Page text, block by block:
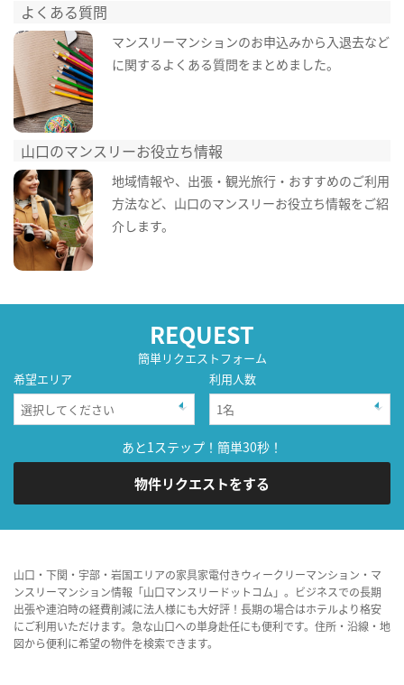
よくある質問
マンスリーマンションのお申込みから入退去など
に関するよくある質問をまとめました。
山口のマンスリーお役立ち情報
地域情報や、出張・観光旅行・おすすめのご利用
方法など、山口のマンスリーお役立ち情報をご紹
介します。
REQUEST
簡単リクエストフォーム
希望エリア
利用人数
あと1ステップ！簡単30秒！
物件リクエストをする
山口・下関・宇部・岩国エリアの家具家電付きウィークリーマンション・マ
ンスリーマンション情報「山口マンスリードットコム」。ビジネスでの長期
出張や連泊時の経費削減に法人様にも大好評！長期の場合はホテルより格安
にご利用いただけます。急な山口への単身赴任にも便利です。住所・沿線・地
図から便利に希望の物件を検索できます。